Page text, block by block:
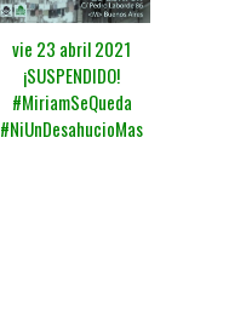
vie 23 abril 2021
¡SUSPENDIDO!
#MiriamSeQueda
#NiUnDesahucioMas